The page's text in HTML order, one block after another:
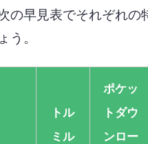
の早見表でそれぞれの
う。
トル
ミル
ポケッ
トダウ
ンロー